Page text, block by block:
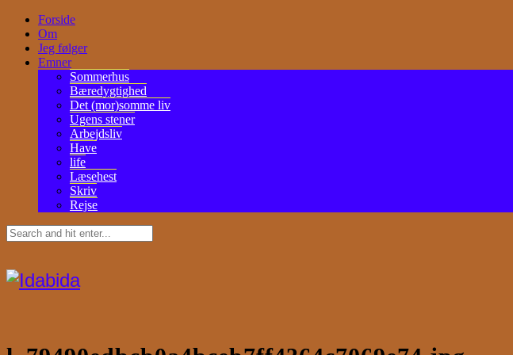
Forside
Om
Jeg følger
Emner
Sommerhus
Bæredygtighed
Det (mor)somme liv
Ugens stener
Arbejdsliv
Have
life
Læsehest
Skriv
Rejse